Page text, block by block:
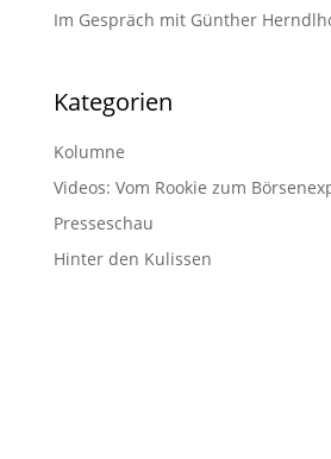
Im Gespräch mit Günther
Kategorien
Kolumne
Videos: Vom Rookie zum
Presseschau
Hinter den Kulissen